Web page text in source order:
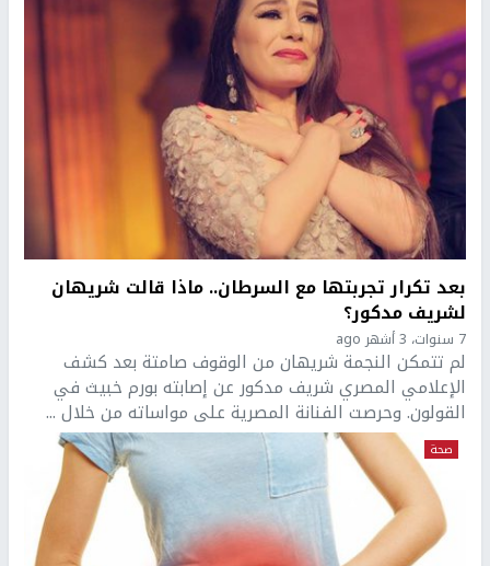
بعد تكرار تجربتها مع السرطان.. ماذا قالت شريهان
لشريف مدكور؟
7 سنوات، 3 أشهر ago
لم تتمكن النجمة شريهان من الوقوف صامتة بعد كشف
الإعلامي المصري شريف مدكور عن إصابته بورم خبيث في
القولون. وحرصت الفنانة المصرية على مواساته من خلال ...
صحة